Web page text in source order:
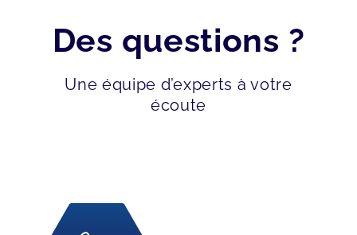
Des questions ?
Une équipe d’experts à votre
écoute